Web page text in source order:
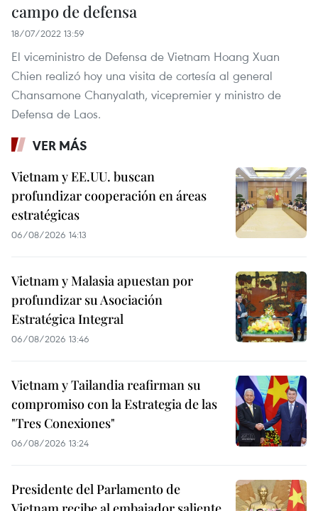
campo de defensa
18/07/2022 13:59
El viceministro de Defensa de Vietnam Hoang Xuan
Chien realizó hoy una visita de cortesía al general
Chansamone Chanyalath, vicepremier y ministro de
Defensa de Laos.
VER MÁS
Vietnam y EE.UU. buscan
profundizar cooperación en áreas
estratégicas
06/08/2026 14:13
Vietnam y Malasia apuestan por
profundizar su Asociación
Estratégica Integral
06/08/2026 13:46
Vietnam y Tailandia reafirman su
compromiso con la Estrategia de las
"Tres Conexiones"
06/08/2026 13:24
Presidente del Parlamento de